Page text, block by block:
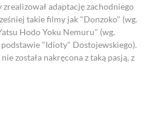
krytyków
adaptację zachodniego
takie filmy jak "Donzoko" (wg.
Hodo Yoku Nemuru" (wg.
"Idioty" Dostojewskiego).
została nakręcona z taką pasją, z